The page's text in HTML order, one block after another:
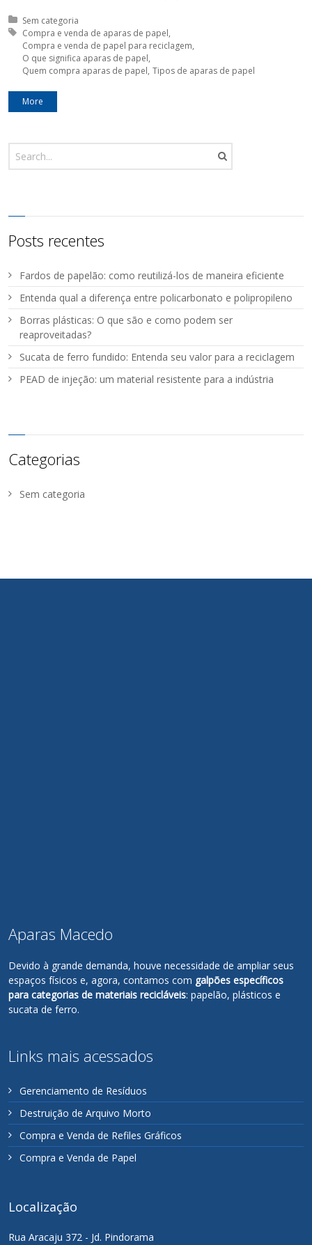
Posted in:
Sem categoria
Tagged with:
Compra e venda de aparas de papel
Compra e venda de papel para reciclagem
O que significa aparas de papel
Quem compra aparas de papel Tipos de aparas de papel
More
Posts recentes
Fardos de papelão: como reutilizá-los de maneira eficiente
Entenda qual a diferença entre policarbonato e polipropileno
Borras plásticas: O que são e como podem ser
reaproveitadas?
Sucata de ferro fundido: Entenda seu valor para a reciclagem
PEAD de injeção: um material resistente para a indústria
Categorias
Sem categoria
Aparas Macedo
Devido à grande demanda, houve necessidade de ampliar seus
espaços físicos e, agora, contamos com galpões específicos
para categorias de materiais recicláveis: papelão, plásticos e
sucata de ferro.
Links mais acessados
Gerenciamento de Resíduos
Destruição de Arquivo Morto
Compra e Venda de Refiles Gráficos
Compra e Venda de Papel
Localização
Rua Aracaju 372 - Jd. Pindorama